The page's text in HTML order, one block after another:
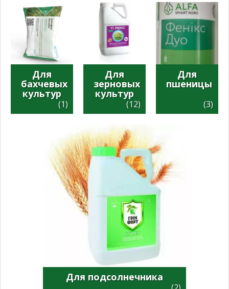
Для
бахчевых
культур
(1)
Для
зерновых
культур
(12)
Для
пшеницы
(3)
Для подсолнечника